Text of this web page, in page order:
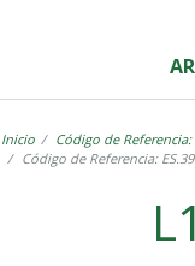
Inicio
Código de Referencia:
Código de Referencia: